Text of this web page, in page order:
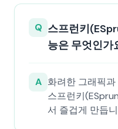
Q 스프런키
능은 무엇인가
A 화려한 그래픽
스프런키
서 즐겁게 만듭